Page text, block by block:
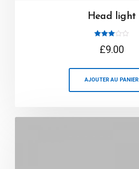
Head light
sur 5
£9.00
AJOUTER AU PANIER